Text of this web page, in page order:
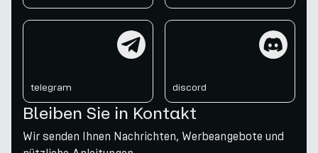
telegram discord
Bleiben Sie in Kontakt
Wir senden Ihnen Nachrichten, Werbeangebote und